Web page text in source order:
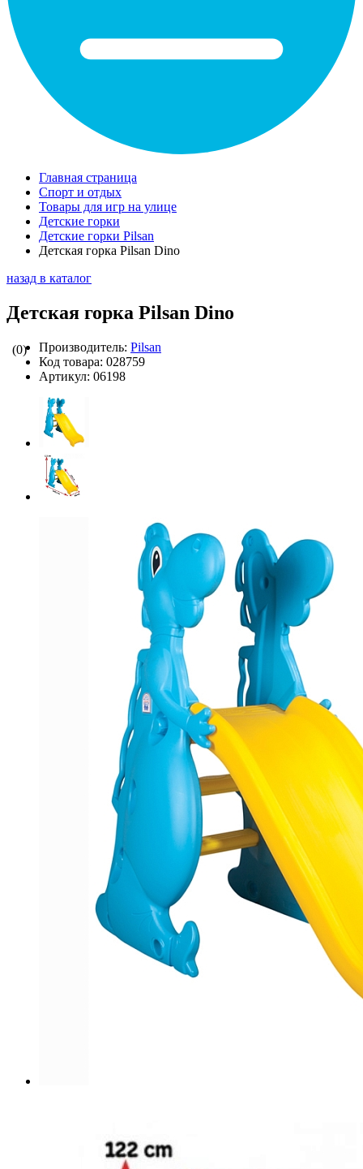
Главная страница
Спорт и отдых
Товары для игр на улице
Детские горки
Детские горки Pilsan
Детская горка Pilsan Dino
назад в каталог
Детская горка Pilsan Dino
(0) Производитель: Pilsan
Код товара: 028759
Артикул: 06198